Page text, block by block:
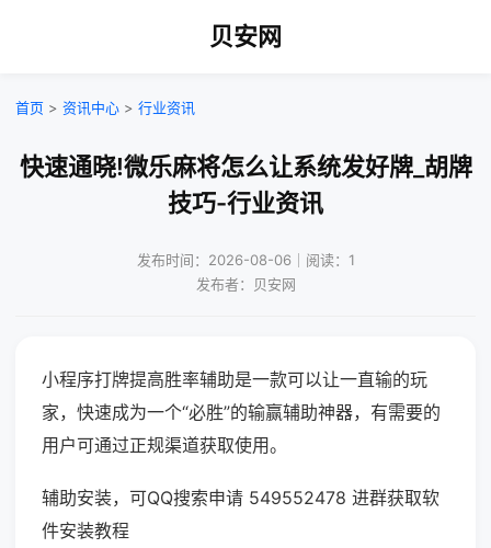
贝安网
首页 > 资讯中心 > 行业资讯
快速通晓!微乐麻将怎么让系统发好牌_胡牌
技巧-行业资讯
发布时间：2026-08-06｜阅读：1
发布者：贝安网
小程序打牌提高胜率辅助是一款可以让一直输的玩
家，快速成为一个“必胜”的输赢辅助神器，有需要的
用户可通过正规渠道获取使用。
辅助安装，可QQ搜索申请 549552478 进群获取软
件安装教程